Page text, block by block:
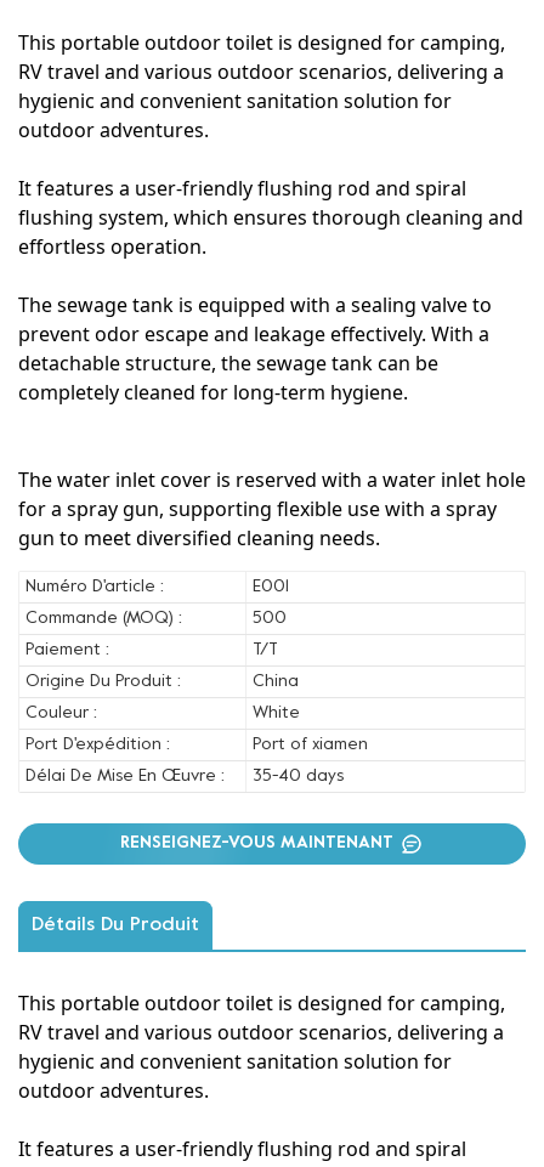
This portable outdoor toilet is designed for camping,
RV travel and various outdoor scenarios, delivering a
hygienic and convenient sanitation solution for
outdoor adventures.
It features a user-friendly flushing rod and spiral
flushing system, which ensures thorough cleaning and
effortless operation.
The sewage tank is equipped with a sealing valve to
prevent odor escape and leakage effectively. With a
detachable structure, the sewage tank can be
completely cleaned for long-term hygiene.
The water inlet cover is reserved with a water inlet hole
for a spray gun, supporting flexible use with a spray
gun to meet diversified cleaning needs.
Numéro D'article :
E001
Commande (MOQ) :
500
Paiement :
T/T
Origine Du Produit :
China
Couleur :
White
Port D'expédition :
Port of xiamen
Délai De Mise En Œuvre :
35-40 days
RENSEIGNEZ-VOUS MAINTENANT
Détails Du Produit
This portable outdoor toilet is designed for camping,
RV travel and various outdoor scenarios, delivering a
hygienic and convenient sanitation solution for
outdoor adventures.
It features a user-friendly flushing rod and spiral